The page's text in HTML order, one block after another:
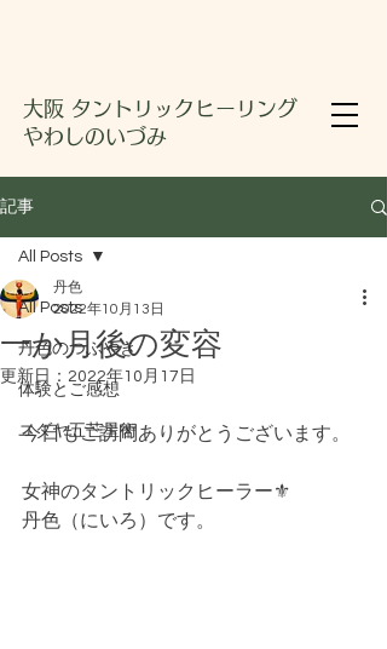
大阪 タントリックヒーリング
やわしのいづみ
記事
All Posts
丹色のつぶやき
体験とご感想
ユダヤ五芒星術
All Posts
一か月後の変容
丹色
2022年10月13日
更新日： 2022年10月17日
今日もご訪問ありがとうございます。
女神のタントリックヒーラー⚜️
丹色（にいろ）です。